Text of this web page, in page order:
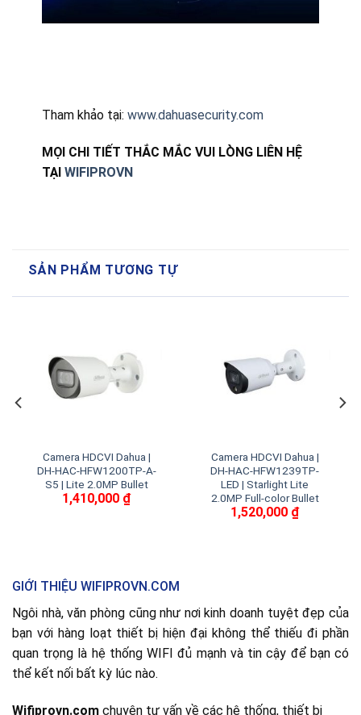
Tham khảo tại: www.dahuasecurity.com
MỌI CHI TIẾT THẮC MẮC VUI LÒNG LIÊN HỆ
TẠI WIFIPROVN
SẢN PHẨM TƯƠNG TỰ
Camera HDCVI Dahua |
DH-HAC-HFW1200TP-A-
S5 | Lite 2.0MP Bullet
1,410,000 ₫
Camera HDCVI Dahua |
DH-HAC-HFW1239TP-
LED | Starlight Lite
2.0MP Full-color Bullet
1,520,000 ₫
GIỚI THIỆU WIFIPROVN.COM
Ngôi nhà, văn phòng cũng như nơi kinh doanh tuyệt đẹp của
bạn với hàng loạt thiết bị hiện đại không thể thiếu đi phần
quan trọng là hệ thống WIFI đủ mạnh và tin cậy để bạn có
thể kết nối bất kỳ lúc nào.
Wifiprovn.com chuyên tư vấn về các hệ thống, thiết bị